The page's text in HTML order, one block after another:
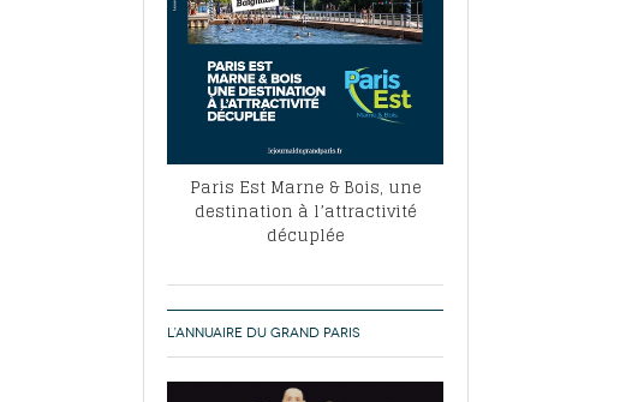
Paris Est Marne & Bois, une
destination à l’attractivité
décuplée
L’ANNUAIRE DU GRAND PARIS